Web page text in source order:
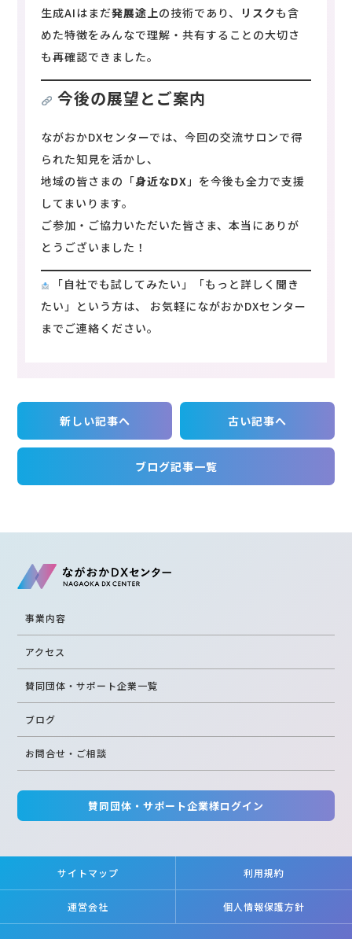
生成AIはまだ発展途上の技術であり、 リスクも含
めた特徴をみんなで理解・共有することの大切さ
も再確認できました。
今後の展望とご案内
ながおかDXセンターでは、今回の交流サロンで得
られた知見を活かし、
地域の皆さまの「身近なDX」を今後も全力で支援
してまいります。
ご参加・ご協力いただいた皆さま、本当にありが
とうございました！
「自社でも試してみたい」「もっと詳しく聞き
たい」という方は、 お気軽にながおかDXセンター
までご連絡ください。
新しい記事へ
ブログ記事一覧
古い記事へ
事業内容
アクセス
賛同団体・サポート企業一覧
ブログ
お問合せ・ご相談
賛同団体・サポート企業様ログイン
サイトマップ 利用規約
運営会社 個人情報保護方針